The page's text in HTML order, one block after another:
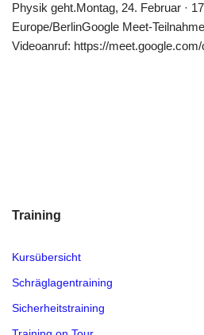
Physik geht.Montag, 24. Februar ·
Europe/BerlinGoogle Meet-
Videoanruf: https://
Training
Kursübersicht
Schräglagentraining
Sicherheitstraining